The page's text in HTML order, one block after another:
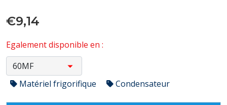
€9,14
Egalement disponible en :
Matériel frigorifique Condensateur